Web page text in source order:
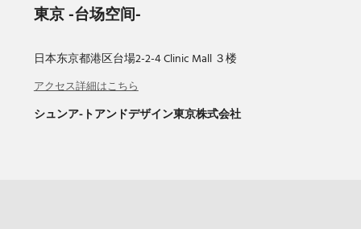
2021-02-27
Shun Art Gallery Shanghai「废墟的雨」将于1月30日至3
月28日举行
東京-台场空间-
日本东京都港区台場2-2-4 Clinic Mall ３楼
アクセス詳細はこちら
シュンア-トアンドデザイン東京株式会社